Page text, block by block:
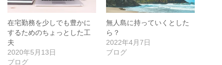
在宅勤務を少しでも豊かに
するためのちょっとした工
夫
2020年5月13日
ブログ
無人島に持っていくとした
ら？
2022年4月7日
ブログ